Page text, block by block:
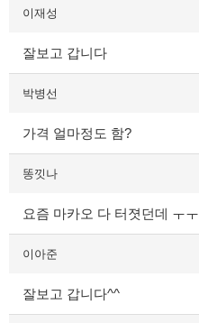
이재성
잘보고 갑니다
박병선
가격 얼마정도 함?
똥낏나
요즘 마카오 다 터졋던데 ㅜㅜ
이아준
잘보고 갑니다^^